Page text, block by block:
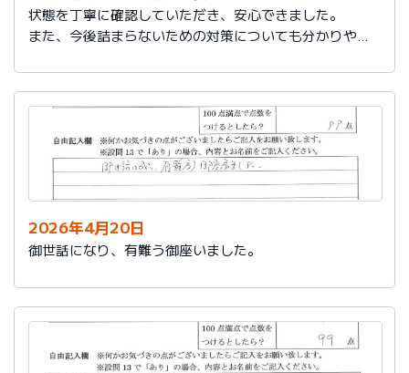
状態を丁寧に確認していただき、安心できました。
また、今後詰まらないための対策についても分かりやす
ありがとうございました。
2026年4月20日
御世話になり、有難う御座いました。